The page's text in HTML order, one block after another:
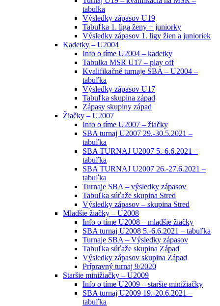
tabulka
Výsledky zápasov U19
Tabuľka 1. liga ženy + juniorky
Výsledky zápasov 1. ligy žien a junioriek
Kadetky – U2004
Info o tíme U2004 – kadetky
Tabulka MSR U17 – play off
Kvalifikačné turnaje SBA – U2004 –
tabuľka
Výsledky zápasov U17
Tabuľka skupina západ
Zápasy skupiny západ
Žiačky – U2007
Info o tíme U2007 – žiačky
SBA turnaj U2007 29.-30.5.2021 –
tabuľka
SBA TURNAJ U2007 5.-6.6.2021 –
tabuľka
SBA TURNAJ U2007 26.-27.6.2021 –
tabuľka
Turnaje SBA – výsledky zápasov
Tabuľka súťaže skupina Stred
Výsledky zápasov – skupina Stred
Mladšie žiačky – U2008
Info o tíme U2008 – mladšie žiačky
SBA turnaj U2008 5.-6.6.2021 – tabuľka
Turnaje SBA – Výsledky zápasov
Tabuľka súťaže skupina Západ
Výsledky zápasov skupina Západ
Prípravný turnaj 9/2020
Staršie minižiačky – U2009
Info o tíme U2009 – staršie minižiačky
SBA turnaj U2009 19.-20.6.2021 –
tabuľka